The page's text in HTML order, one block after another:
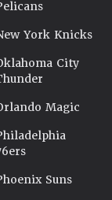
York Knicks
City
Magic
Suns